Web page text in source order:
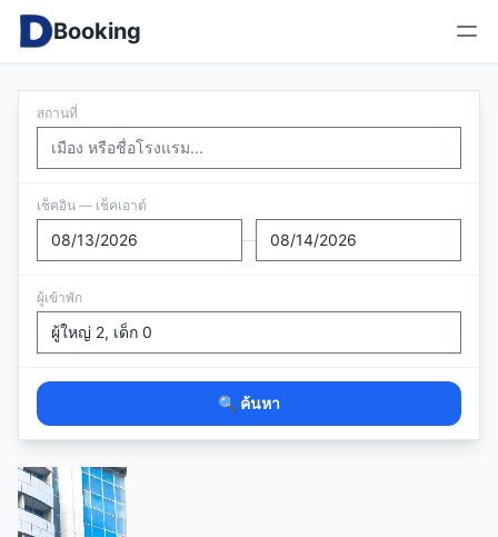
Booking
สถานที่
เช็คอิน — เช็คเอาต์
—
ผู้เข้าพัก
🔍 ค้นหา